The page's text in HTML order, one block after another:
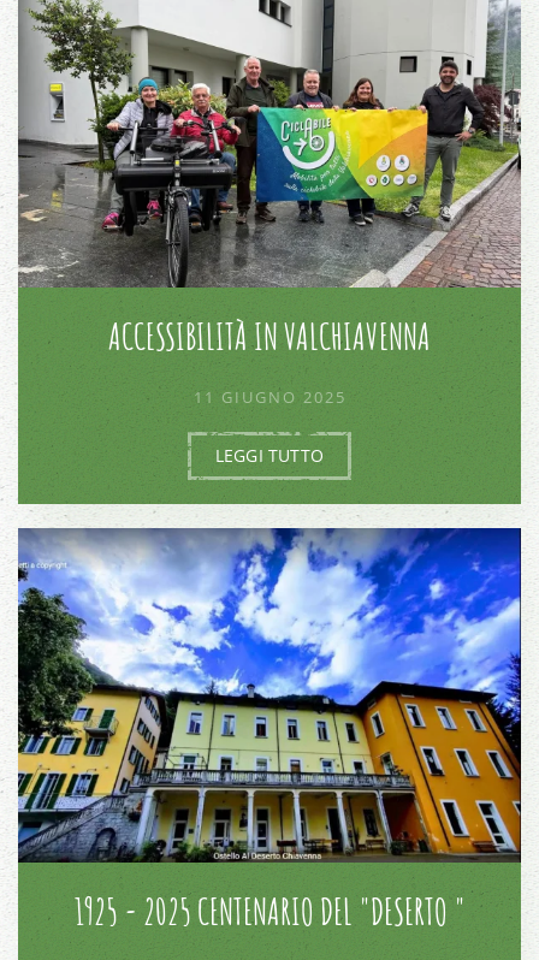
ACCESSIBILITÀ IN VALCHIAVENNA
11 GIUGNO 2025
LEGGI TUTTO
1925 - 2025 CENTENARIO DEL "DESERTO "